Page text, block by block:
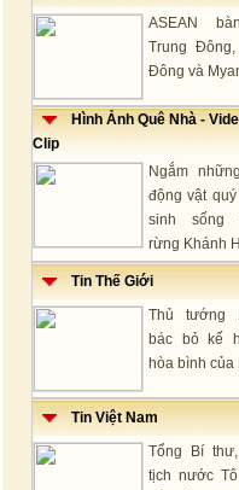
ASEAN
Trung Đông,
Đông và
Hình Ảnh Quê Nhà -
Clip
Ngắm
động vật
sinh sống
rừng Khánh
Tin Thế Giới
Thủ tướng
bác bỏ kế
hòa bình của
Tin Việt Nam
Tổng Bí
tịch nước